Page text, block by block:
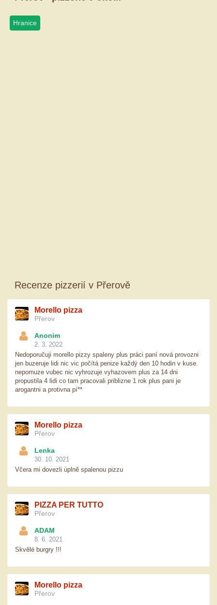
Hranice
Recenze pizzerií v Přerově
Morello pizza
Přerov
Anonim
2. 3. 2022
Nedoporučuji morello pizzy spaleny plus práci paní nová provozni
jen buzeruje lidi nic vic počítá penize každý den 10 hodin v kuse.
nepomuze vubec nic vyhrozuje vyhazovem plus za 14 dni
propustila 4 lidi co tam pracovali priblizne 1 rok plus pani je
arogantni a protivna pí**
Morello pizza
Přerov
Lenka
30. 10. 2021
Včera mi dovezli úplně spalenou pizzu
PIZZA PER TUTTO
Přerov
ADAM
8. 6. 2021
Skvělé burgry !!!
Morello pizza
Přerov